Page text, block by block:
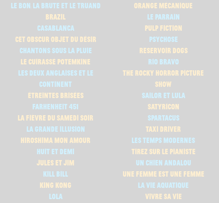
le bon, la brute et le truand
brazil
casablanca
cet obscur objet du désir
chantons sous la pluie
le cuirassé potemkine
les deux anglaises et le
continent
Étreintes Brisées
farhenheit 451
la fièvre du samedi soir
la grande illusion
hiroshima mon amour
huit et demi
jules et jim
kill bill
king kong
lola
orange mécanique
le parrain
pulp fiction
psychose
reservoir dogs
rio bravo
the rocky horror picture
show
sailor et lula
satyricon
spartacus
taxi driver
les temps modernes
tirez sur le pianiste
un chien andalou
une femme est une femme
La vie aquatique
vivre sa vie